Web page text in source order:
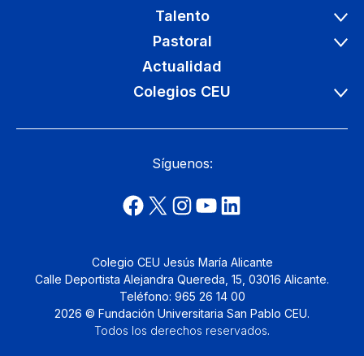
Talento
Pastoral
Actualidad
Colegios CEU
Síguenos:
Colegio CEU Jesús María Alicante
Calle Deportista Alejandra Quereda, 15, 03016 Alicante.
Teléfono: 965 26 14 00
2026 © Fundación Universitaria San Pablo CEU.
Todos los derechos reservados.